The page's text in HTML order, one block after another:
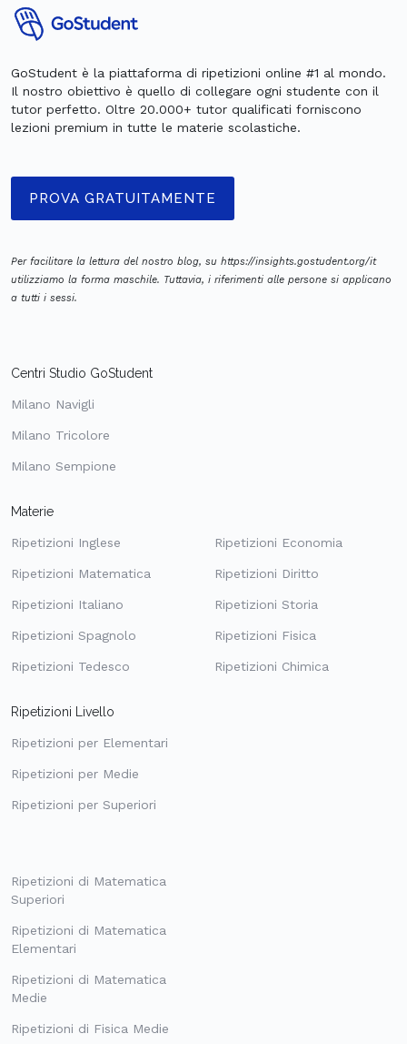
GoStudent è la piattaforma di ripetizioni online #1 al mondo.
Il nostro obiettivo è quello di collegare ogni studente con il
tutor perfetto. Oltre 20.000+ tutor qualificati forniscono
lezioni premium in tutte le materie scolastiche.
PROVA GRATUITAMENTE
Per facilitare la lettura del nostro blog, su https://insights.gostudent.org/it
utilizziamo la forma maschile. Tuttavia, i riferimenti alle persone si applicano
a tutti i sessi.
Centri Studio GoStudent
Milano Navigli
Milano Tricolore
Milano Sempione
Materie
Ripetizioni Inglese
Ripetizioni Matematica
Ripetizioni Italiano
Ripetizioni Spagnolo
Ripetizioni Tedesco
Ripetizioni Economia
Ripetizioni Diritto
Ripetizioni Storia
Ripetizioni Fisica
Ripetizioni Chimica
Ripetizioni Livello
Ripetizioni per Elementari
Ripetizioni per Medie
Ripetizioni per Superiori
Ripetizioni di Matematica
Superiori
Ripetizioni di Matematica
Elementari
Ripetizioni di Matematica
Medie
Ripetizioni di Fisica Medie